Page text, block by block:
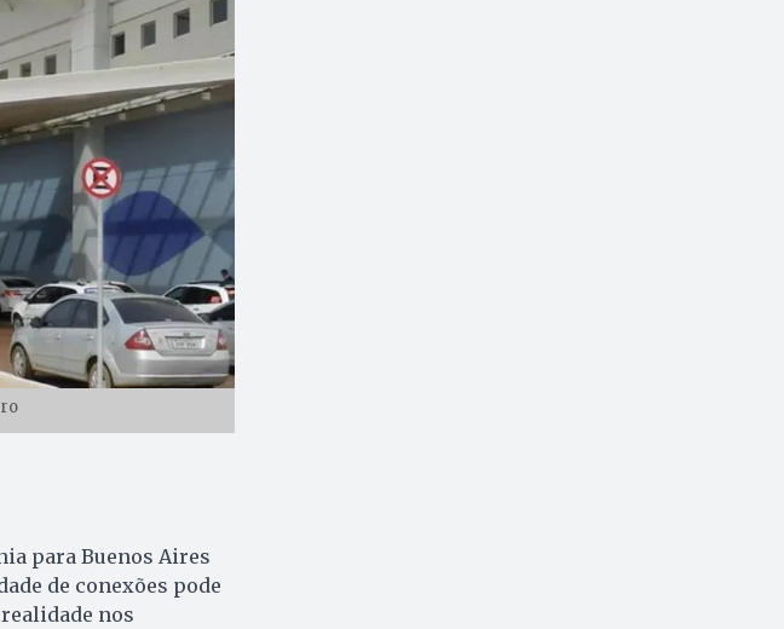
para Buenos Aires
de conexões pode
nos